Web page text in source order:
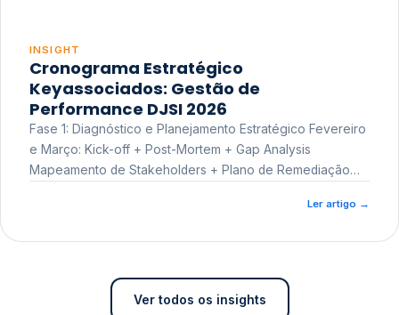
INSIGHT
Cronograma Estratégico
Keyassociados: Gestão de
Performance DJSI 2026
Fase 1: Diagnóstico e Planejamento Estratégico Fevereiro
e Março: Kick-off + Post-Mortem + Gap Analysis
Mapeamento de Stakeholders + Plano de Remediação
Ler artigo →
Ver todos os insights